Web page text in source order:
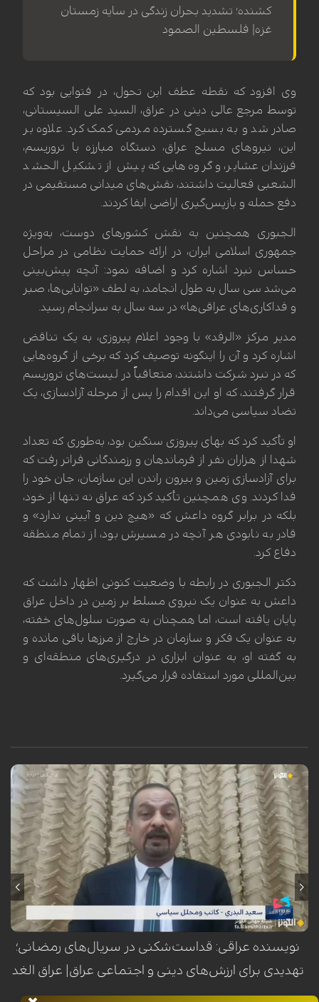
کشنده؛ تشدید بحران زندگی در سایه زمستان
غزه| فلسطین الصمود
وی افزود که نقطه عطف این تحول، در فتوایی بود که
توسط مرجع عالی دینی در عراق، السید علی السیستانی،
صادر شد و به بسیج گسترده مردمی کمک کرد. علاوه بر
این، نیروهای مسلح عراق، دستگاه مبارزه با تروریسم،
فرزندان عشایر، و گروه‌هایی که پیش از تشکیل الحشد
الشعبی فعالیت داشتند، نقش‌های میدانی مستقیمی در
دفع حمله و بازپس‌گیری اراضی ایفا کردند.
الجبوری همچنین به نقش کشورهای دوست، به‌ویژه
جمهوری اسلامی ایران، در ارائه حمایت نظامی در مراحل
حساس نبرد اشاره کرد و اضافه نمود: آنچه پیش‌بینی
می‌شد سی سال به طول انجامد، به لطف «توانایی‌ها، صبر
و فداکاری‌های عراقی‌ها» در سه سال به سرانجام رسید.
مدیر مرکز «الرفد» با وجود اعلام پیروزی، به یک تناقض
اشاره کرد و آن را اینگونه توصیف کرد که برخی از گروه‌هایی
که در نبرد شرکت داشتند، متعاقباً در لیست‌های تروریسم
قرار گرفتند، که او این اقدام را پس از مرحله آزادسازی، یک
تضاد سیاسی می‌داند.
او تأکید کرد که بهای پیروزی سنگین بود، به‌طوری که تعداد
شهدا از هزاران نفر از فرماندهان و رزمندگانی فراتر رفت که
برای آزادسازی زمین و بیرون راندن این سازمان، جان خود را
فدا کردند. وی همچنین تأکید کرد که عراق نه تنها از خود،
بلکه در برابر گروه داعش که «هیچ دین و آیینی ندارد» و
قادر به نابودی هر آنچه در مسیرش بود، از تمام منطقه
دفاع کرد.
دکتر الجبوری در رابطه با وضعیت کنونی اظهار داشت که
داعش به عنوان یک نیروی مسلط بر زمین در داخل عراق
پایان یافته است، اما همچنان به صورت سلول‌های خفته،
به عنوان یک فکر و سازمان در خارج از مرزها باقی مانده و
به گفته او، به عنوان ابزاری در درگیری‌های منطقه‌ای و
بین‌المللی مورد استفاده قرار می‌گیرد.
سعید البدري، نویسنده و تحلیلگر سیاسی عراق، با هشدار نسبت به استفاده از
نمادهای مقدس اهل‌بیت(ع) در برخی آثار نمایشی، این اقدام را تلاشی برای
هدف‌گیری سه رکن اساسی جامعه عراق یعنی مرجعیت، شعائر حسینی و
عشایر دانست.
نویسنده عراقی: قداست‌شکنی در سریال‌های رمضانی؛
تهدیدی برای ارزش‌های دینی و اجتماعی عراق| عراق الغد